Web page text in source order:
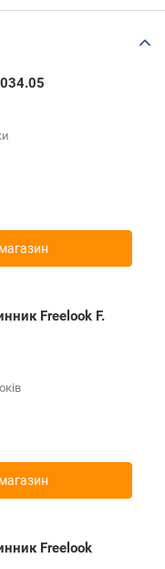
Freelook F.
Freelook